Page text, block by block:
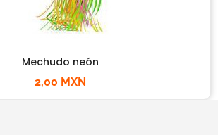
Mechudo neón
2,00 MXN